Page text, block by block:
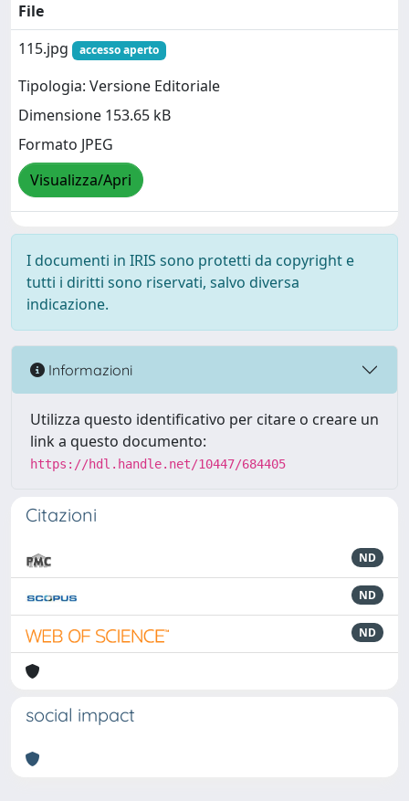
File
115.jpg
accesso aperto
Tipologia: Versione Editoriale
Dimensione 153.65 kB
Formato JPEG
Visualizza/Apri
I documenti in IRIS sono protetti da copyright e
tutti i diritti sono riservati, salvo diversa
indicazione.
Informazioni
Utilizza questo identificativo per citare o creare un
link a questo documento:
https://hdl.handle.net/10447/684405
Citazioni
ND
ND
ND
social impact